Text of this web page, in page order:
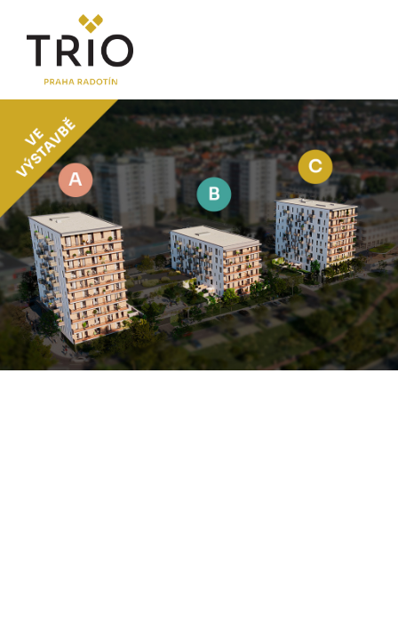
O PROJEKTU
Proč TRIO Radotín
FAQ sekce
Novinky
Postup koupě a financování
LOKALITA
CENÍK
Byty